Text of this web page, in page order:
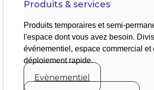
Produits & services
Produits temporaires et semi-
l'espace dont vous avez besoin.
événementiel, espace commercial et
déploiement rapide.
Evènementiel